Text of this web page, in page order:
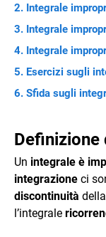
Integrale
Integrale
Integrale
Esercizi sugli
Sfida sugli
Un integrale è
integrazione ci
discontinuità
l’integrale